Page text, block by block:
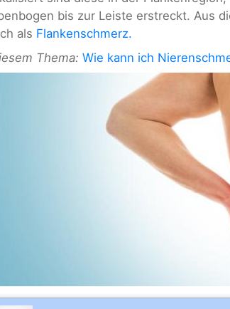
bis zur Leiste erstreckt. Aus
als Flankenschmerz.
Thema: Wie kann ich